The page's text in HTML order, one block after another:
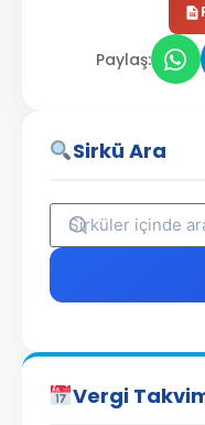
Paylaş:
Sirkü Ara
Vergi